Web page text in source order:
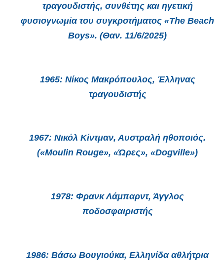
τραγουδιστής, συνθέτης και ηγετική
φυσιογνωμία του συγκροτήματος «The Beach
Boys». (Θαν. 11/6/2025)
1965: Νίκος Μακρόπουλος, Έλληνας
τραγουδιστής
1967: Νικόλ Κίντμαν, Αυστραλή ηθοποιός.
(«Moulin Rouge», «Ώρες», «Dogville»)
1978: Φρανκ Λάμπαρντ, Άγγλος
ποδοσφαιριστής
1986: Βάσω Βουγιούκα, Ελληνίδα αθλήτρια